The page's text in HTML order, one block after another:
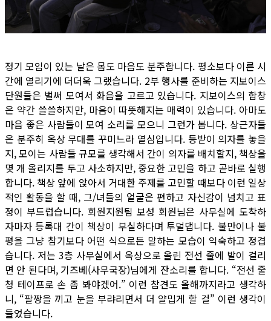
정기 모임이 있는 날은 몸도 마음도 분주합니다. 평소보다 이른 시
간에 열리기에 더더욱 그랬습니다. 2부 행사를 준비하는 지보이스
단원들은 벌써 모여서 화음을 고르고 있습니다. 지보이스의 합창
은 약간 쓸쓸하지만, 마음이 따뜻해지는 매력이 있습니다. 아마도
마음 좋은 사람들이 모여 소리를 모으니 그런가 봅니다. 상근자들
은 분주히 옥상 무대를 꾸미느라 열심입니다. 등받이 의자를 놓을
지, 모이는 사람들 규모를 생각해서 간이 의자를 배치할지, 책상을
몇 개 올리지를 두고 사소하지만, 중요한 고민을 하고 곧바로 실행
합니다. 책상 앞에 앉아서 거대한 주제를 고민할 때보다 이런 일상
적인 활동을 할 때, 그/녀들의 얼굴은 편하고 자신감이 넘치고 표
정이 부드럽습니다. 회원지원팀 보성 회원님은 사무실에 도착하
자마자 등록대 간이 책상이 부실하다며 투덜댑니다. 불만이나 불
평을 그냥 참기보다 어떤 식으로든 말하는 모습이 익숙하고 정겹
습니다. 저는 3층 사무실에서 옥상으로 올린 전선 줄에 발이 걸리
면 안 된다며, 기즈베(사무국장)님에게 잔소리를 합니다. “전선 줄
청 테이프로 손 좀 봐야겠어.” 이런 참견도 올해까지라고 생각하
니, “팔짱을 끼고 눈을 부랴리면서 더 얄밉게 할 걸” 이런 생각이
들었습니다.